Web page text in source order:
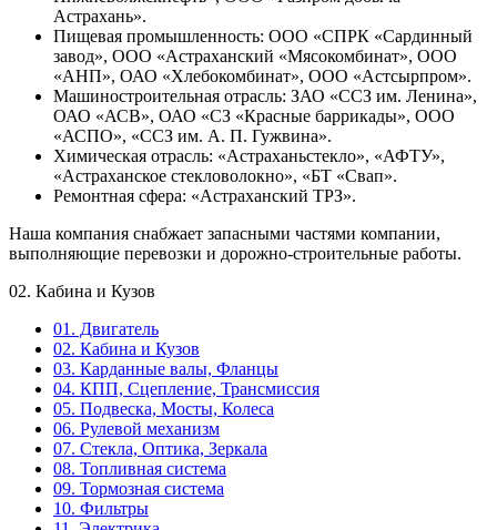
Астрахань».
Пищевая промышленность: ООО «СПРК «Сардинный
завод», ООО «Астраханский «Мясокомбинат», ООО
«АНП», ОАО «Хлебокомбинат», ООО «Астсырпром».
Машиностроительная отрасль: ЗАО «ССЗ им. Ленина»,
ОАО «АСВ», ОАО «СЗ «Красные баррикады», ООО
«АСПО», «ССЗ им. А. П. Гужвина».
Химическая отрасль: «Астраханьстекло», «АФТУ»,
«Астраханское стекловолокно», «БТ «Свап».
Ремонтная сфера: «Астраханский ТРЗ».
Наша компания снабжает запасными частями компании,
выполняющие перевозки и дорожно-строительные работы.
02. Кабина и Кузов
01. Двигатель
02. Кабина и Кузов
03. Карданные валы, Фланцы
04. КПП, Сцепление, Трансмиссия
05. Подвеска, Мосты, Колеса
06. Рулевой механизм
07. Стекла, Оптика, Зеркала
08. Топливная система
09. Тормозная система
10. Фильтры